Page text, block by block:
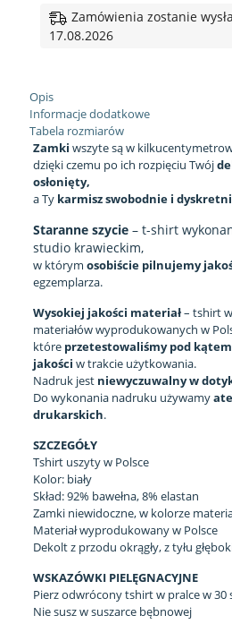
PIERSIĄ
ALLDAY
COFFEE
Zamówienia zostanie
17.08.2026
Opis
Informacje dodatkowe
Tabela rozmiarów
Zamki wszyte są w
dzięki czemu po ich rozpięciu Twój
osłonięty,
a Tykarmisz swobodnie i
Staranne szycie– t-shirt
studio krawieckim,
w którym osobiście pilnujemy
egzemplarza.
Wysokiej jakości materiał– tshirt
materiałów wyprodukowanych w
które przetestowaliśmy pod
jakości w trakcie użytkowania.
Nadruk jest niewyczuwalny w
Do wykonania nadruku używamy
drukarskich.
SZCZEGÓŁY
Tshirt uszyty w Polsce
Kolor: biały
Skład: 92% bawełna, 8% elastan
Zamki niewidoczne, w kolorze
Materiał wyprodukowany w Polsce
Dekolt z przodu okrągły, z tyłu
WSKAZÓWKI PIELĘGNACYJNE
Pierz odwrócony tshirt w pralce w 30
Nie susz w suszarce bębnowej